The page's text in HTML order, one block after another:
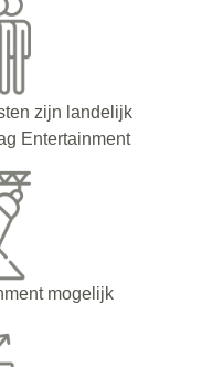
zijn landelijk
Entertainment
mogelijk